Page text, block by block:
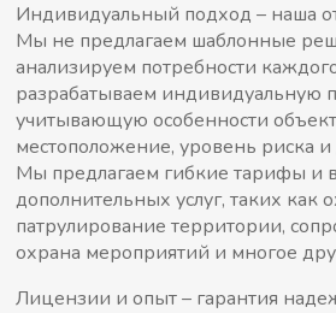
Индивидуальный подход – наша
Мы не предлагаем шаблонные
анализируем потребности
разрабатываем индивидуальную
учитывающую особенности
местоположение, уровень риска и
Мы предлагаем гибкие тарифы и
дополнительных услуг, таких как
патрулирование территории,
охрана мероприятий и многое
Лицензии и опыт – гарантия